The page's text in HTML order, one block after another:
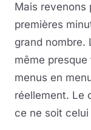
Mais revenons
premières
grand nombre.
même
menus en
réellement. Le
ce ne soit